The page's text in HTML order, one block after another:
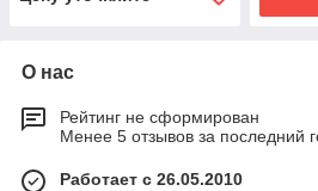
О нас
Рейтинг не сформирован
Менее 5 отзывов за последний
Работает с 26.05.2010